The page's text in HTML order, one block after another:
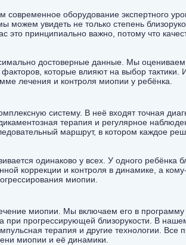
оборудование экспертного
увидеть не только степень
это принципиально важно, потому что
достоверные данные. Мы
которые влияют на выбор
лечения и контроля миопии у ребёнка.
систему. В неё входят точная
терапия и регулярное
маршрут, в котором каждое
одинаково у всех. У одного ребёнка
коррекции и контроля в динамике, а
миопии.
миопии. Мы включаем его в программу
прогрессирующей близорукости. В
терапия и другие технологии. Все
миопии и её динамики.